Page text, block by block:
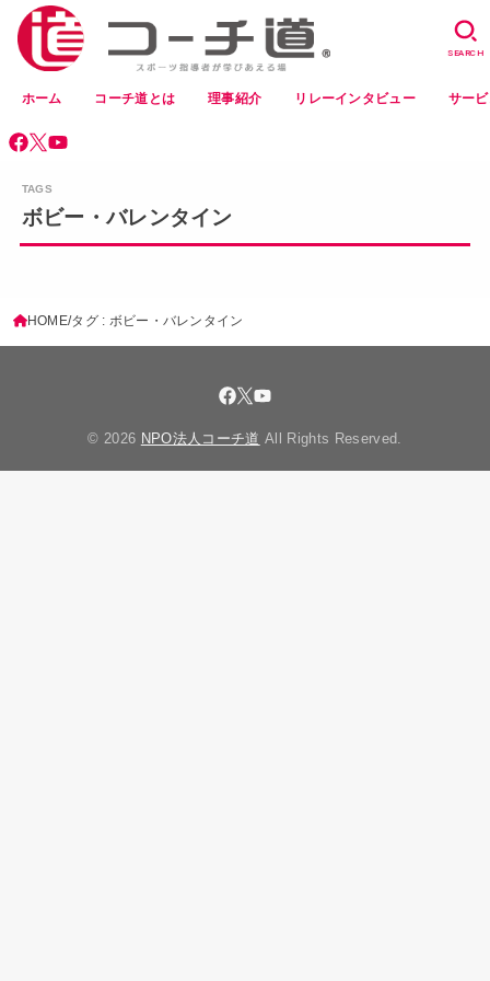
ホーム コーチ道とは 理事紹介 リレーインタビュー サー
SEARCH
ボビー・バレンタイン
HOME タグ : ボビー・バレンタイン
© 2026 NPO法人コーチ道 All Rights Reserved.